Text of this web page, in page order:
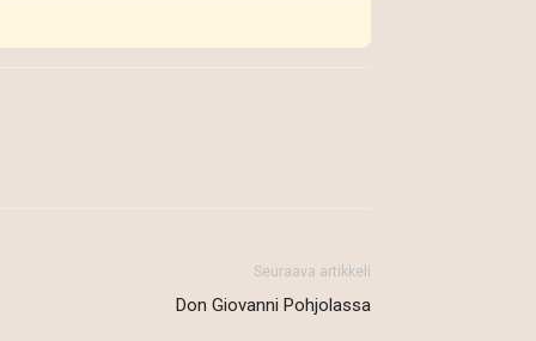
Seuraava artikkeli
Don Giovanni Pohjolassa